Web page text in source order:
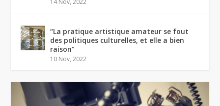
14 Nov, 2022
“La pratique artistique amateur se fout
des politiques culturelles, et elle a bien
raison”
10 Nov, 2022